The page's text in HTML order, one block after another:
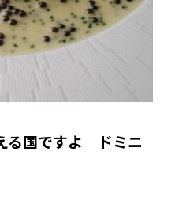
る国ですよ ドミニ